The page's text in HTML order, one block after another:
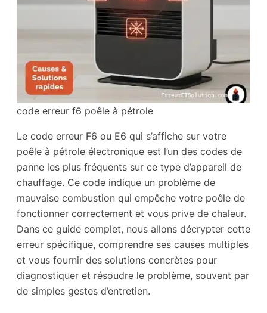
code erreur f6 poêle à pétrole
Le code erreur F6 ou E6 qui s’affiche sur votre
poêle à pétrole électronique est l’un des codes de
panne les plus fréquents sur ce type d’appareil de
chauffage. Ce code indique un problème de
mauvaise combustion qui empêche votre poêle de
fonctionner correctement et vous prive de chaleur.
Dans ce guide complet, nous allons décrypter cette
erreur spécifique, comprendre ses causes multiples
et vous fournir des solutions concrètes pour
diagnostiquer et résoudre le problème, souvent par
de simples gestes d’entretien.